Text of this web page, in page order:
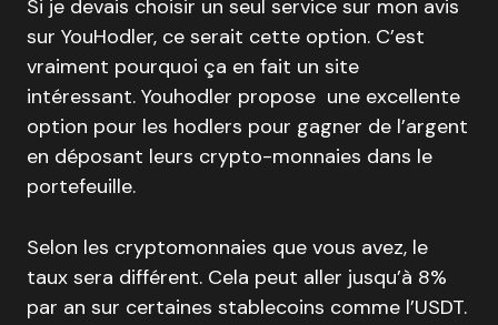
Si je devais choisir un seul service sur mon avis
sur YouHodler, ce serait cette option. C’est
vraiment pourquoi ça en fait un site
intéressant. Youhodler propose une excellente
option pour les hodlers pour gagner de l’argent
en déposant leurs crypto-monnaies dans le
portefeuille.
Selon les cryptomonnaies que vous avez, le
taux sera différent. Cela peut aller jusqu’à 8%
par an sur certaines stablecoins comme l’USDT.